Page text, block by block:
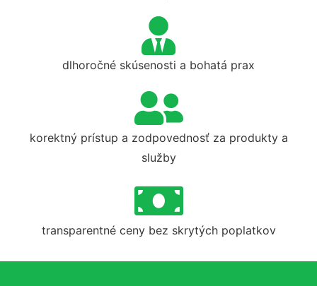
dlhoročné skúsenosti a bohatá prax
korektný prístup a zodpovednosť za produkty a
služby
transparentné ceny bez skrytých poplatkov